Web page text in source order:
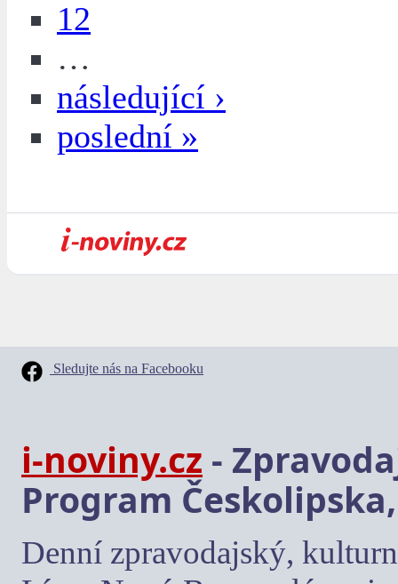
12
…
následující ›
poslední »
Sledujte nás na Facebooku
i-noviny.cz -
Program
Denní zpravodajský,